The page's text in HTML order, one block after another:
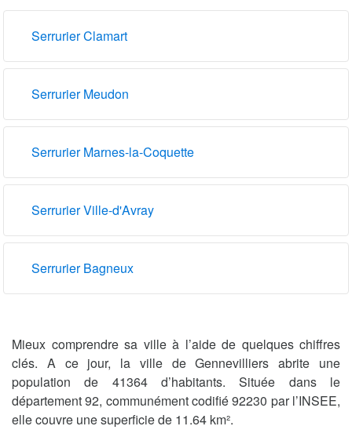
Serrurier Clamart
Serrurier Meudon
Serrurier Marnes-la-Coquette
Serrurier Ville-d'Avray
Serrurier Bagneux
Mieux comprendre sa ville à l’aide de quelques chiffres
clés. A ce jour, la ville de Gennevilliers abrite une
population de 41364 d’habitants. Située dans le
département 92, communément codifié 92230 par l’INSEE,
elle couvre une superficie de 11.64 km².